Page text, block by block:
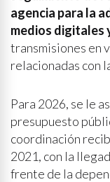
agencia para la
medios digitales
transmisiones en
relacionadas con
Para 2026, se le
presupuesto
coordinación
2021, con la
frente de la